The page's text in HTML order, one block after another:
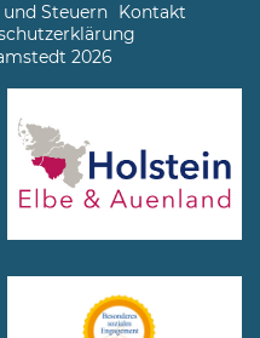
und Steuern
Kontakt
2026